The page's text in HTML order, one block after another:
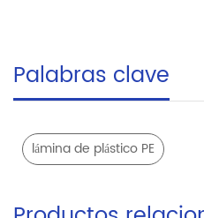
Palabras clave
lámina de plástico PE